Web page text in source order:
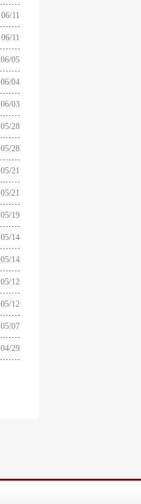
06/11
06/11
06/05
06/04
06/03
05/28
05/28
05/21
05/21
05/19
05/14
05/14
05/12
05/12
05/07
04/29